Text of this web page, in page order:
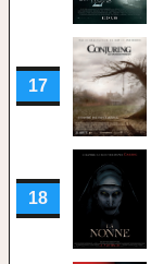
17
18